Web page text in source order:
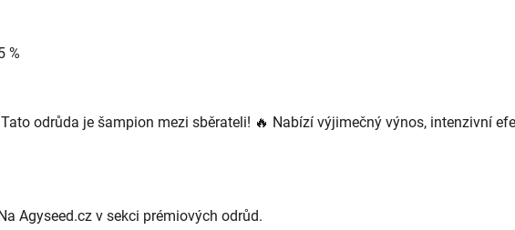
%
Tato odrůda je šampion mezi sběrateli! 🔥 Nabízí výjimečný výnos, intenzivní
Agyseed.cz v sekci prémiových odrůd.